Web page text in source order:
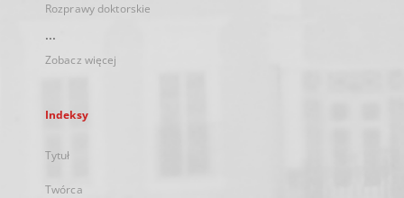
Rozprawy doktorskie
...
Zobacz więcej
Indeksy
Tytuł
Twórca